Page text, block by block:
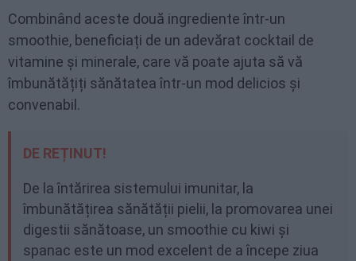
Combinând aceste două ingrediente într-un
smoothie, beneficiați de un adevărat cocktail de
vitamine și minerale, care vă poate ajuta să vă
îmbunătățiți sănătatea într-un mod delicios și
convenabil.
DE REȚINUT!
De la întărirea sistemului imunitar, la
îmbunătățirea sănătății pielii, la promovarea unei
digestii sănătoase, un smoothie cu kiwi și
spanac este un mod excelent de a începe ziua